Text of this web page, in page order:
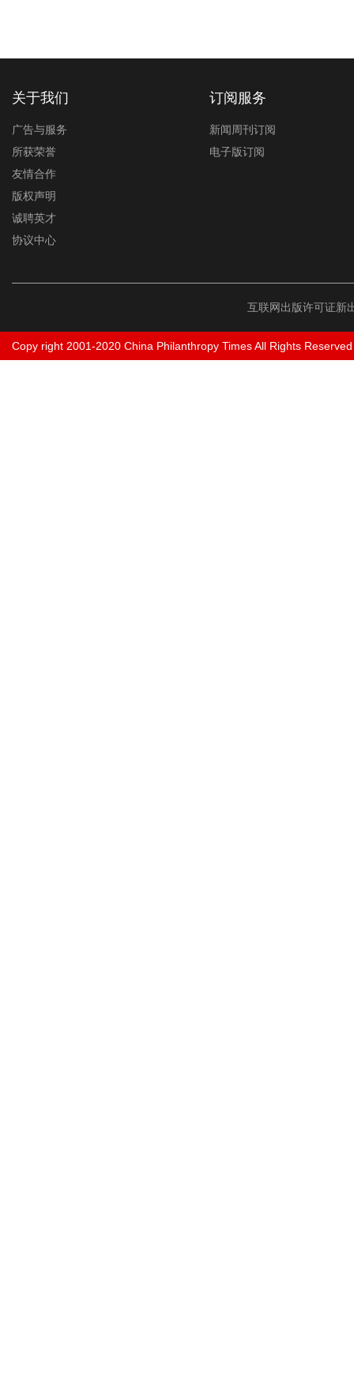
关于我们
广告与服务
所获荣誉
友情合作
版权声明
诚聘英才
协议中心
订阅服务
新闻周刊订阅
电子版订阅
互联网出版许可证新
Copy right 2001-2020 China Philanthropy Times All Rights Reserved